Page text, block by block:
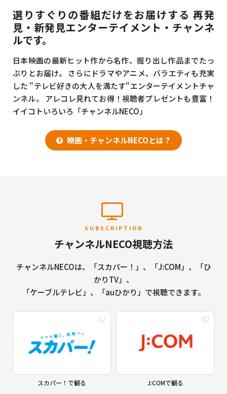
選りすぐりの番組だけをお届けする 再発
見・新発見エンターテイメント・チャンネ
ルです。
日本映画の最新ヒット作から名作、掘り出し作品までたっ
ぷりとお届け。
さらにドラマやアニメ、バラエティも充実
した "テレビ好きの大人を満たす"エンターテイメントチャ
ンネル。
アレコレ見れてお得！視聴者プレゼントも豊富！
イイコトいろいろ「チャンネルNECO」
映画・チャンネルNECOとは？
SUBSCRIPTION
チャンネルNECO視聴方法
チャンネルNECOは、「スカパー！」、「J:COM」、「ひ
かりTV」、
「ケーブルテレビ」、「auひかり」で視聴できます。
スカパー！で観る J:COMで観る